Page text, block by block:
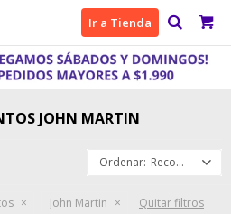
Ir a Tienda
JOHN MARTIN
Recomendados
John Martin Quitar filtros